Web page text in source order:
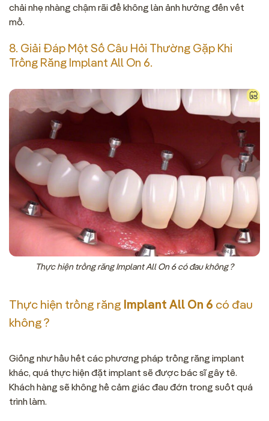
chải nhẹ nhàng chậm rãi để không làn ảnh hưởng đến vết
mổ.
8. Giải Đáp Một Số Câu Hỏi Thường Gặp Khi
Trồng Răng Implant All On 6.
Thực hiện trồng răng Implant All On 6 có đau không ?
Thực hiện trồng răng Implant All On 6 có đau
không ?
Giống như hầu hết các phương pháp trồng răng implant
khác, quá thực hiện đặt implant sẽ được bác sĩ gây tê.
Khách hàng sẽ không hề cảm giác đau đớn trong suốt quá
trình làm.